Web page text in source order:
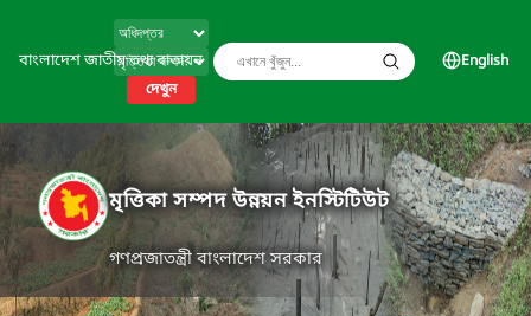
বাংলাদেশ জাতীয় তথ্য বাতায়ন
দেখুন
English
মৃত্তিকা সম্পদ উন্নয়ন ইনস্টিটিউট
গণপ্রজাতন্ত্রী বাংলাদেশ সরকার